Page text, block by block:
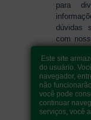
para
dúvidas
com
Este site
do usuário.
navegador,
não
você pode
continuar
serviços, você